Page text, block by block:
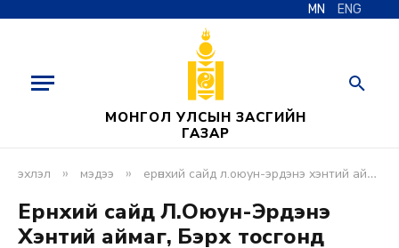
MN ENG
МОНГОЛ УЛСЫН ЗАСГИЙН
ГАЗАР
эхлэл » мэдээ » ерөнхий сайд л.оюун-эрдэнэ хэнтий аймаг, бэрх тосгонд дулааны станцын нээлтэд оролцлоо
Ерөнхий сайд Л.Оюун-Эрдэнэ
Хэнтий аймаг, Бэрх тосгонд